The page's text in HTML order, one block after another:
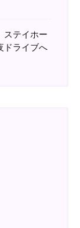
ステイホー
ドライブへ